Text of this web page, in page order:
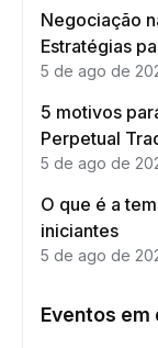
Negociação
Estratégias
5 de ago de
5 motivos
Perpetual
5 de ago de
O que é a
iniciantes
5 de ago de
Eventos em